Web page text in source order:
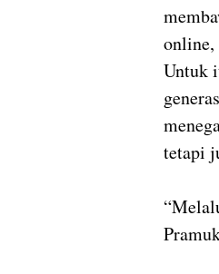
online,
Untuk
tetapi